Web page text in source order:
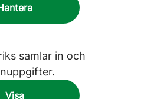
samlar in och
Visa